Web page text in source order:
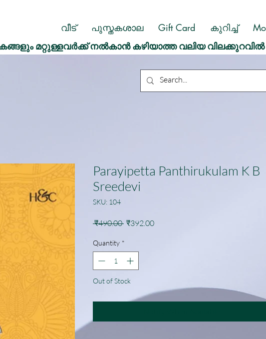
വീട് പുസ്തകശാല Gift Card കുറിച്ച്
മറ്റുള്ളവർക്ക് നൽകാൻ കഴിയാത്ത വലിയ വിലക്കുറവിൽ
Parayipetta Panthirukulam K B
Sreedevi
SKU: 104
₹490.00 Regular
₹392.00Sale
Quantity *
Out of Stock